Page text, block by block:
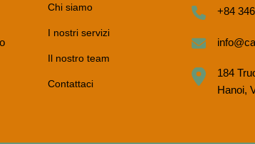
Chi siamo
I nostri servizi
Il nostro team
Contattaci
+84
184
Hanoi,